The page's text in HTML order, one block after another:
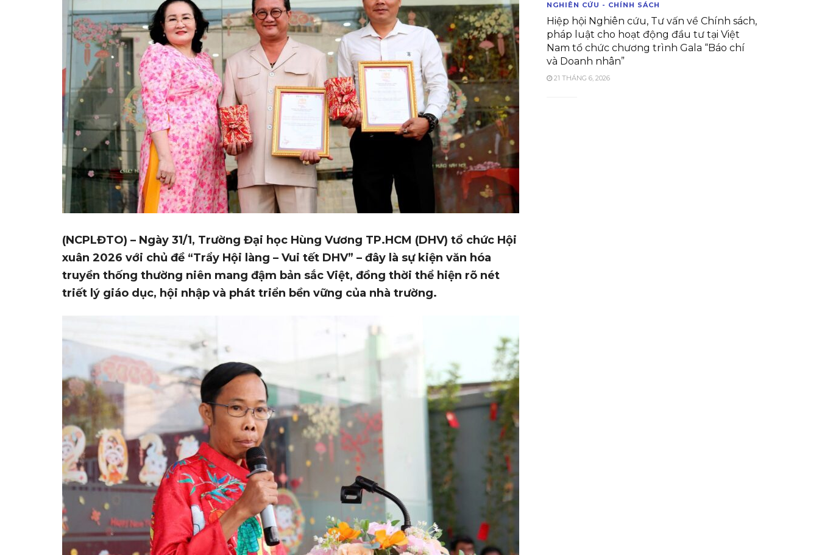
(NCPLĐTO) – Ngày 31/1, Trường Đại học Hùng Vương TP.HCM (DHV) tổ chức Hội
xuân 2026 với chủ đề “Trẩy Hội làng – Vui tết DHV” – đây là sự kiện văn hóa
truyền thống thường niên mang đậm bản sắc Việt, đồng thời thể hiện rõ nét
triết lý giáo dục, hội nhập và phát triển bền vững của nhà trường.
NGHIÊN CỨU - CHÍNH SÁCH
Hiệp hội Nghiên cứu, Tư vấn về Chính sách,
pháp luật cho hoạt động đầu tư tại Việt
Nam tổ chức chương trình Gala “Báo chí
và Doanh nhân”
21 THÁNG 6, 2026